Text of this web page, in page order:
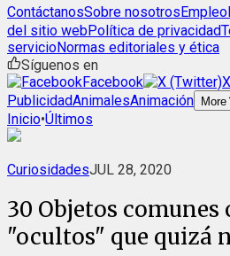
ContáctanosSobre nosotrosEmpleo
del sitio webPolítica de privacidad
servicioNormas editoriales y ética
Síguenos en
Facebook
PublicidadAnimalesAnimación More
Inicio•Últimos
CuriosidadesJUL 28, 2020
30 Objetos comunes
"ocultos" que quizá